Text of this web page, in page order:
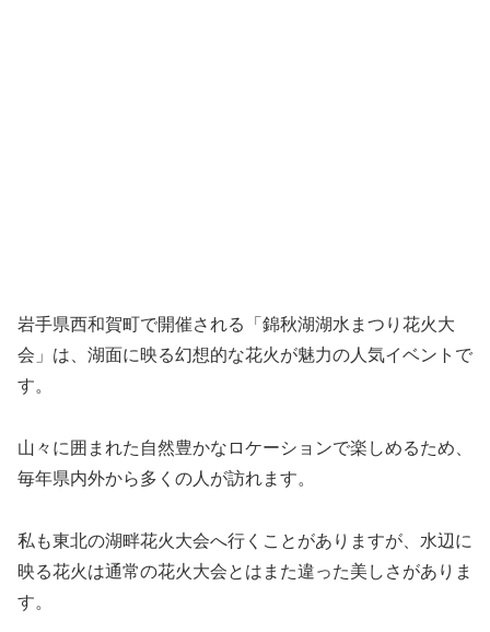
岩手県西和賀町で開催される「錦秋湖湖水まつり花火大
会」は、湖面に映る幻想的な花火が魅力の人気イベントで
す。
山々に囲まれた自然豊かなロケーションで楽しめるため、
毎年県内外から多くの人が訪れます。
私も東北の湖畔花火大会へ行くことがありますが、水辺に
映る花火は通常の花火大会とはまた違った美しさがありま
す。